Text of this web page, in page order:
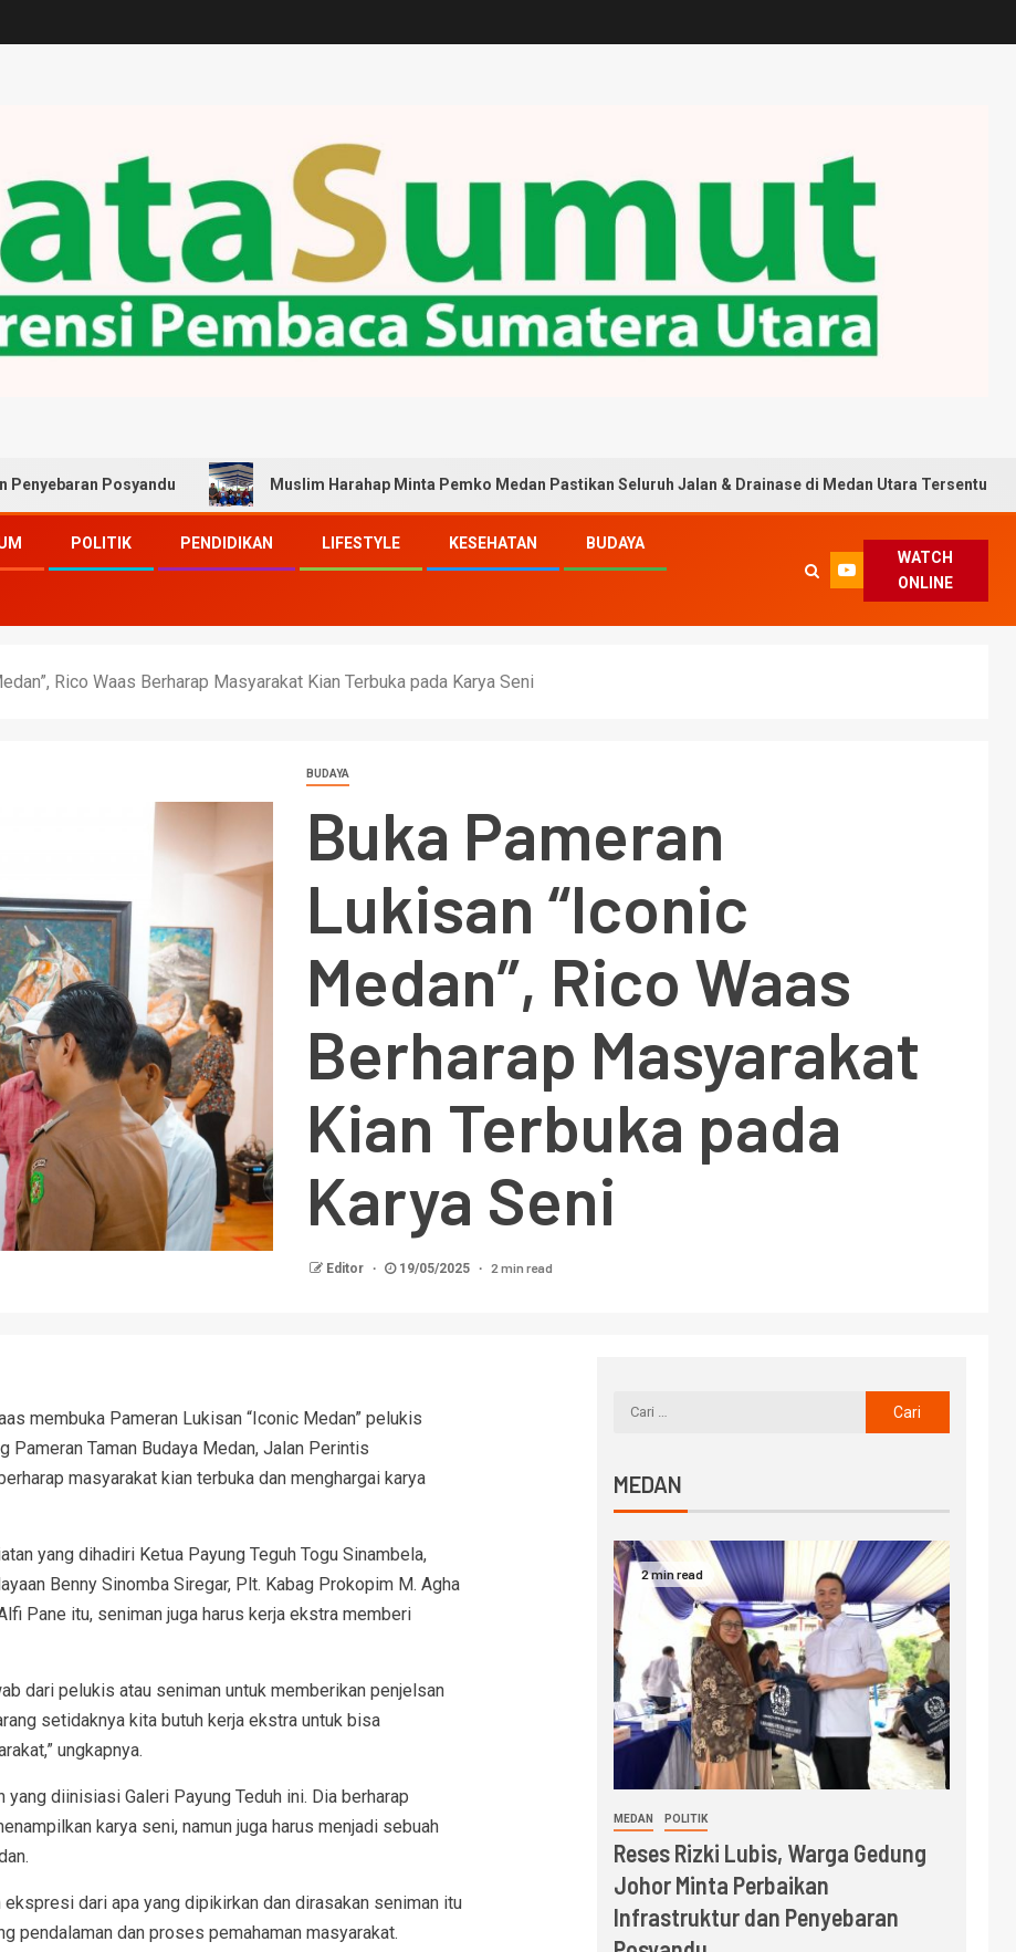
Posyandu Muslim Harahap Minta Pemko Medan Pastikan Seluruh Jalan & Drainase di Medan Utara Tersentuh Pembangunan
POLITIK PENDIDIKAN LIFESTYLE KESEHATAN BUDAYA
WATCH
ONLINE
Rico Waas Berharap Masyarakat Kian Terbuka pada Karya Seni
BUDAYA
Buka Pameran
Lukisan “Iconic
Medan”, Rico Waas
Berharap Masyarakat
Kian Terbuka pada
Karya Seni
Editor 19/05/2025 2 min read
membuka Pameran Lukisan “Iconic Medan” pelukis
Taman Budaya Medan, Jalan Perintis
masyarakat kian terbuka dan menghargai karya
yang dihadiri Ketua Payung Teguh Togu Sinambela,
Benny Sinomba Siregar, Plt. Kabag Prokopim M. Agha
Pane itu, seniman juga harus kerja ekstra memberi
dari pelukis atau seniman untuk memberikan penjelsan
setidaknya kita butuh kerja ekstra untuk bisa
ungkapnya.
diinisiasi Galeri Payung Teduh ini. Dia berharap
karya seni, namun juga harus menjadi sebuah
dari apa yang dipikirkan dan dirasakan seniman itu
pendalaman dan proses pemahaman masyarakat.
MEDAN
2 min read
MEDAN POLITIK
Reses Rizki Lubis, Warga Gedung
Johor Minta Perbaikan
Infrastruktur dan Penyebaran